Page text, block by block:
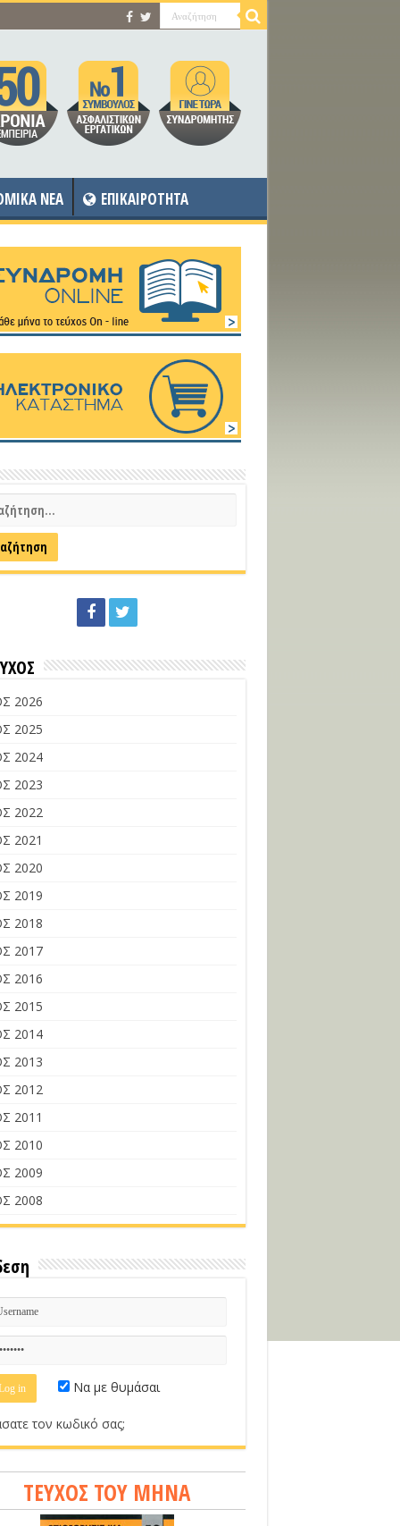
NEA ΕΠΙΚΑΙΡΟΤΗΤΑ
2026
2025
2024
2023
2022
2021
2020
2019
2018
2017
2016
2015
2014
2013
2012
2011
2010
2009
2008
Να με θυμάσαι
τον κωδικό σας;
ΤΕΥΧΟΣ ΤΟΥ ΜΗΝΑ